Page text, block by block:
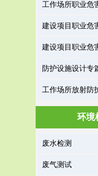
工作场所职业危
建设项目职业危
建设项目职业危
防护设施设计专
工作场所放射防
环境
废水检测
废气测试
保护作用促进
服务
危险废
危险废物解释：根据《中
污染防治法》